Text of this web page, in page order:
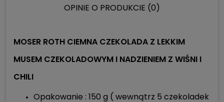
OPINIE O PRODUKCIE (0)
MOSER ROTH CIEMNA CZEKOLADA Z LEKKIM
MUSEM CZEKOLADOWYM I NADZIENIEM Z WIŚNI I
CHILI
Opakowanie : 150 g ( wewnątrz 5 czekoladek